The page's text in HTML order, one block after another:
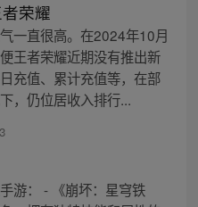
荣耀
一直很高。在2024年10月
王者荣耀近期没有推出新
充值、累计充值等，在部
，仍位居收入排行...
游： - 《崩坏：星穹铁